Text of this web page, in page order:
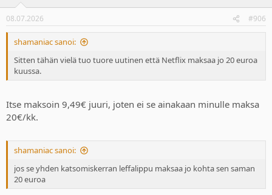
s
:
08.07.2026 #906
shamaniac sanoi:
Sitten tähän vielä tuo tuore uutinen että Netflix maksaa jo 20 euroa
kuussa.
Itse maksoin 9,49€ juuri, joten ei se ainakaan minulle maksa
20€/kk.
shamaniac sanoi:
jos se yhden katsomiskerran leffalippu maksaa jo kohta sen saman
20 euroa